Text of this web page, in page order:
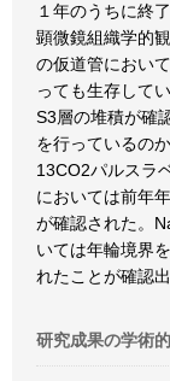
１年のうちに終
顕微鏡組織学的
の仮道管におい
っても生存して
S3層の堆積が確
を行っているの
13CO2パルスラ
においては前年
が確認された。
いては年輪境界
れたことが確認出
研究成果の学術